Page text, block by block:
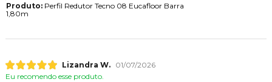
Produto:Perfil Redutor Tecno 08 Eucafloor Barra
1,80m
Lizandra W.
01/07/2026
Eu recomendo esse produto.